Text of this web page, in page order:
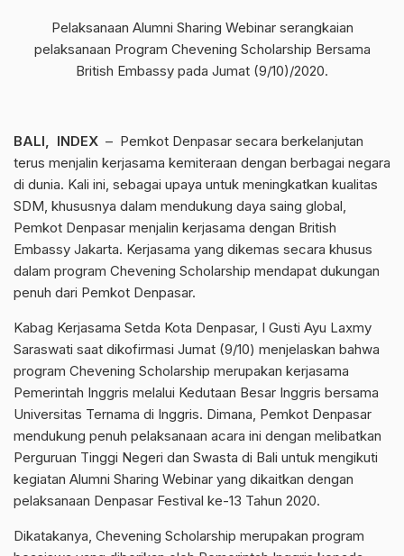
Pelaksanaan Alumni Sharing Webinar serangkaian
pelaksanaan Program Chevening Scholarship Bersama
British Embassy pada Jumat (9/10)/2020.
BALI, INDEX – Pemkot Denpasar secara berkelanjutan
terus menjalin kerjasama kemiteraan dengan berbagai negara
di dunia. Kali ini, sebagai upaya untuk meningkatkan kualitas
SDM, khususnya dalam mendukung daya saing global,
Pemkot Denpasar menjalin kerjasama dengan British
Embassy Jakarta. Kerjasama yang dikemas secara khusus
dalam program Chevening Scholarship mendapat dukungan
penuh dari Pemkot Denpasar.
Kabag Kerjasama Setda Kota Denpasar, I Gusti Ayu Laxmy
Saraswati saat dikofirmasi Jumat (9/10) menjelaskan bahwa
program Chevening Scholarship merupakan kerjasama
Pemerintah Inggris melalui Kedutaan Besar Inggris bersama
Universitas Ternama di Inggris. Dimana, Pemkot Denpasar
mendukung penuh pelaksanaan acara ini dengan melibatkan
Perguruan Tinggi Negeri dan Swasta di Bali untuk mengikuti
kegiatan Alumni Sharing Webinar yang dikaitkan dengan
pelaksanaan Denpasar Festival ke-13 Tahun 2020.
Dikatakanya, Chevening Scholarship merupakan program